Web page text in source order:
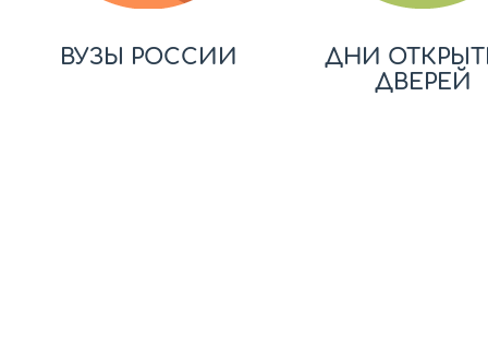
ВУЗЫ РОССИИ
ДНИ
ДВЕРЕЙ